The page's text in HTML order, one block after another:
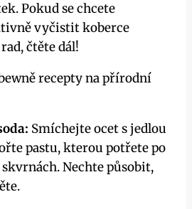
Pokud se chcete
vyčistit koberce
čtěte dál!
recepty na přírodní
Smíchejte ocet s jedlou
pastu, kterou potřete po
Nechte působit,